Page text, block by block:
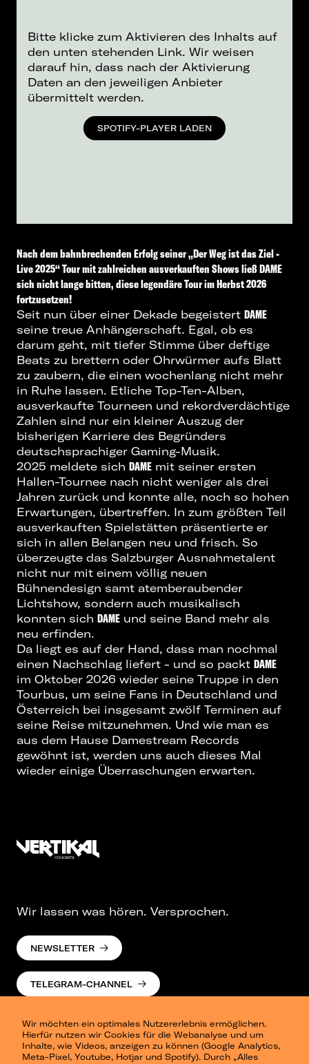
Bitte klicke zum Aktivieren des Inhalts auf
den unten stehenden Link. Wir weisen
darauf hin, dass nach der Aktivierung
Daten an den jeweiligen Anbieter
übermittelt werden.
SPOTIFY-PLAYER LADEN
Nach dem bahnbrechenden Erfolg seiner „Der Weg ist das Ziel -
Live 2025“ Tour mit zahlreichen ausverkauften Shows ließ DAME
sich nicht lange bitten, diese legendäre Tour im Herbst 2026
fortzusetzen!
Seit nun über einer Dekade begeistert DAME
seine treue Anhängerschaft. Egal, ob es
darum geht, mit tiefer Stimme über deftige
Beats zu brettern oder Ohrwürmer aufs Blatt
zu zaubern, die einen wochenlang nicht mehr
in Ruhe lassen. Etliche Top-Ten-Alben,
ausverkaufte Tourneen und rekordverdächtige
Zahlen sind nur ein kleiner Auszug der
bisherigen Karriere des Begründers
deutschsprachiger Gaming-Musik.
2025 meldete sich DAME mit seiner ersten
Hallen-Tournee nach nicht weniger als drei
Jahren zurück und konnte alle, noch so hohen
Erwartungen, übertreffen. In zum größten Teil
ausverkauften Spielstätten präsentierte er
sich in allen Belangen neu und frisch. So
überzeugte das Salzburger Ausnahmetalent
nicht nur mit einem völlig neuen
Bühnendesign samt atemberaubender
Lichtshow, sondern auch musikalisch
konnten sich DAME und seine Band mehr als
neu erfinden.
Da liegt es auf der Hand, dass man nochmal
einen Nachschlag liefert - und so packt DAME
im Oktober 2026 wieder seine Truppe in den
Tourbus, um seine Fans in Deutschland und
Österreich bei insgesamt zwölf Terminen auf
seine Reise mitzunehmen. Und wie man es
aus dem Hause Damestream Records
gewöhnt ist, werden uns auch dieses Mal
wieder einige Überraschungen erwarten.
Wir möchten ein optimales Nutzererlebnis ermöglichen.
Hierfür nutzen wir Cookies für die Webanalyse und um
Inhalte, wie Videos, anzeigen zu können (Google Analytics,
Meta-Pixel, Youtube, Hotjar und Spotify). Durch „Alles
Wir lassen was hören. Versprochen.
NEWSLETTER
TELEGRAM-CHANNEL